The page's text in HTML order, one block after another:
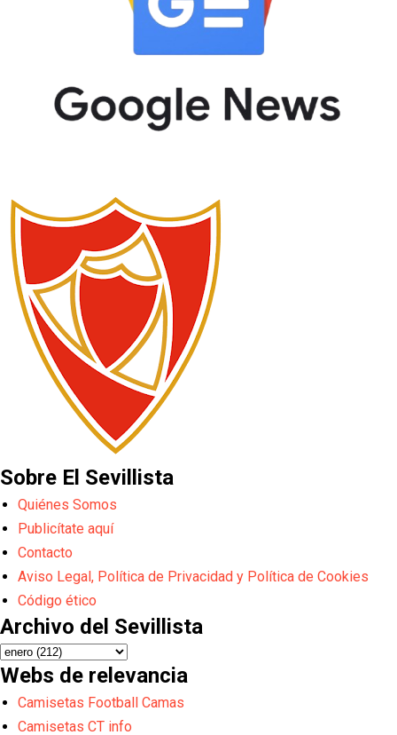
Sobre El Sevillista
Quiénes Somos
Publicítate aquí
Contacto
Aviso Legal, Política de Privacidad y Política de Cookies
Código ético
Archivo del Sevillista
Webs de relevancia
Camisetas Football Camas
Camisetas CT info